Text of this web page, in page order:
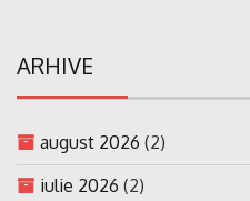
ARHIVE
august 2026 (2)
iulie 2026 (2)